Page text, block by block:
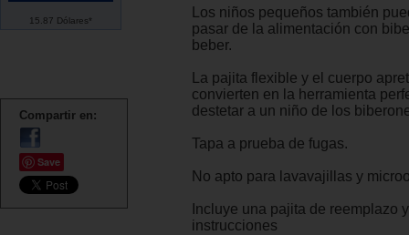
15.87 Dólares*
Compartir en:
Save
Los niños pequeños también
pasar de la alimentación con
beber.
La pajita flexible y el cuerpo
convierten en la herramienta
destetar a un niño de los
Tapa a prueba de fugas.
No apto para lavavajillas y
Incluye una pajita de reemplazo
instrucciones